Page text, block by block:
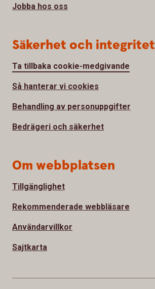
Jobba hos oss
Säkerhet och integritet
Ta tillbaka cookie-medgivande
Så hanterar vi cookies
Behandling av personuppgifter
Bedrägeri och säkerhet
Om webbplatsen
Tillgänglighet
Rekommenderade webbläsare
Användarvillkor
Sajtkarta